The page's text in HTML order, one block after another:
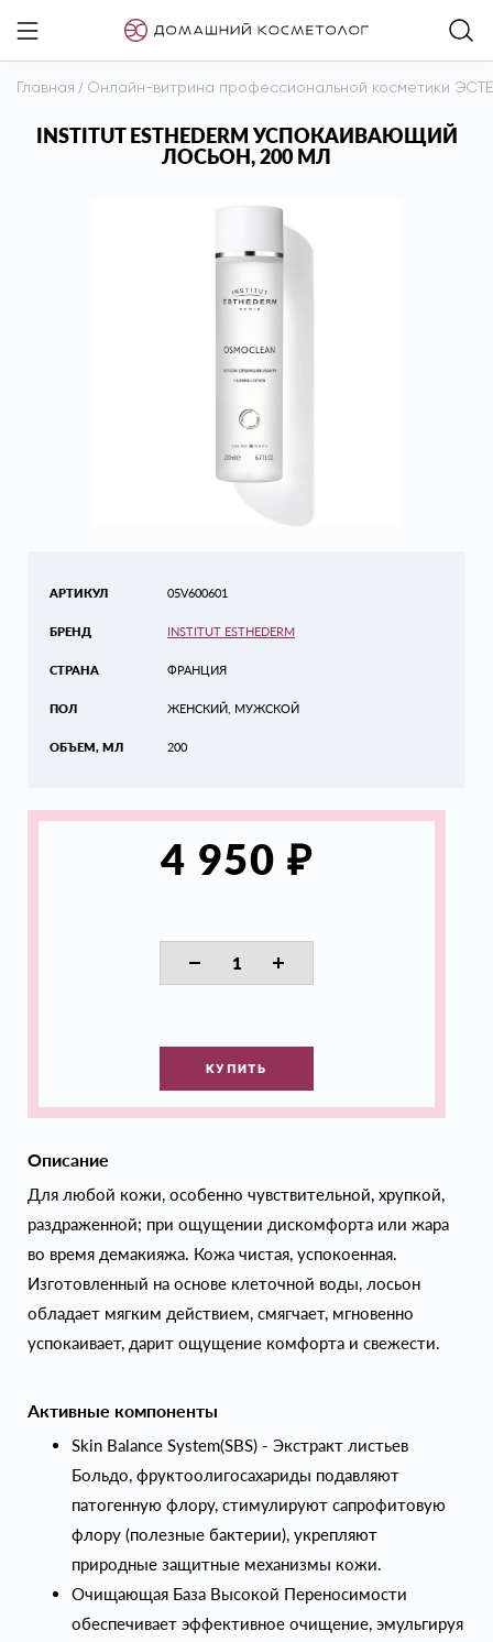
Главная / Онлайн-витрина профессиональной косметики
INSTITUT ESTHEDERM УСПОКАИВАЮЩИЙ
ЛОСЬОН, 200 МЛ
АРТИКУЛ
БРЕНД
СТРАНА
ПОЛ
ОБЪЕМ, МЛ
05V600601
INSTITUT ESTHEDERM
ФРАНЦИЯ
ЖЕНСКИЙ, МУЖСКОЙ
200
4 950 ₽
КУПИТЬ
Описание
Для любой кожи, особенно чувствительной, хрупкой,
раздраженной; при ощущении дискомфорта или жара
во время демакияжа. Кожа чистая, успокоенная.
Изготовленный на основе клеточной воды, лосьон
обладает мягким действием, смягчает, мгновенно
успокаивает, дарит ощущение комфорта и свежести.
Активные компоненты
Skin Balance System(SBS) - Экстракт листьев
Больдо, фруктоолигосахариды подавляют
патогенную флору, стимулируют сапрофитовую
флору (полезные бактерии), укрепляют
природные защитные механизмы кожи.
Очищающая База Высокой Переносимости
обеспечивает эффективное очищение, эмульгируя